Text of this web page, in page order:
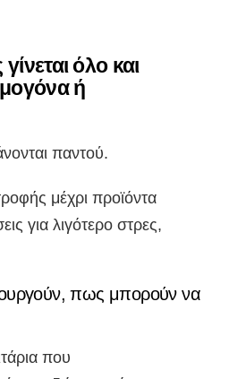
όλο και
ή
παντού.
μέχρι προϊόντα
για λιγότερο στρες,
πως μπορούν να
που